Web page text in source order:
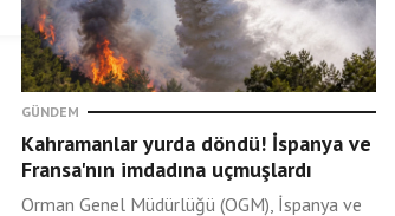
GÜNDEM
Kahramanlar yurda döndü! İspanya ve
Fransa'nın imdadına uçmuşlardı
Orman Genel Müdürlüğü (OGM), İspanya ve